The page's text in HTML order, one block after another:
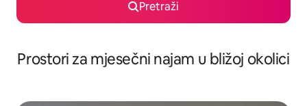
Pretraži
Prostori za mjesečni najam u bližoj okolici